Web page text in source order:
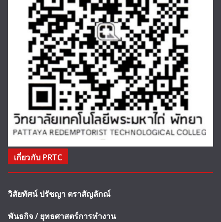
เกี่ยวกับ PRTC
วิสัยทัศน์ ปรัชญา ตราสัญลักณ์
พันธกิจ / ยุทธศาสตร์การทำงาน